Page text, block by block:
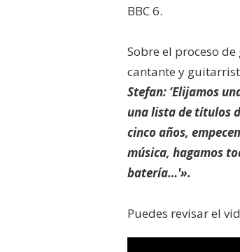
BBC 6.
Sobre el proceso
cantante y
Stefan: ‘Elijamos
una lista de títulos
cinco años,
música, hagamos
batería…'».
Puedes revisar el